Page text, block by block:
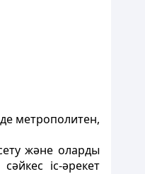
метрополитен,
және оларды
iс-әрекет